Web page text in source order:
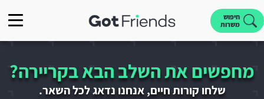
חיפוש
משרות
מחפשים את השלב הבא בקריירה?
שלחו קורות חיים, אנחנו נדאג לכל השאר.